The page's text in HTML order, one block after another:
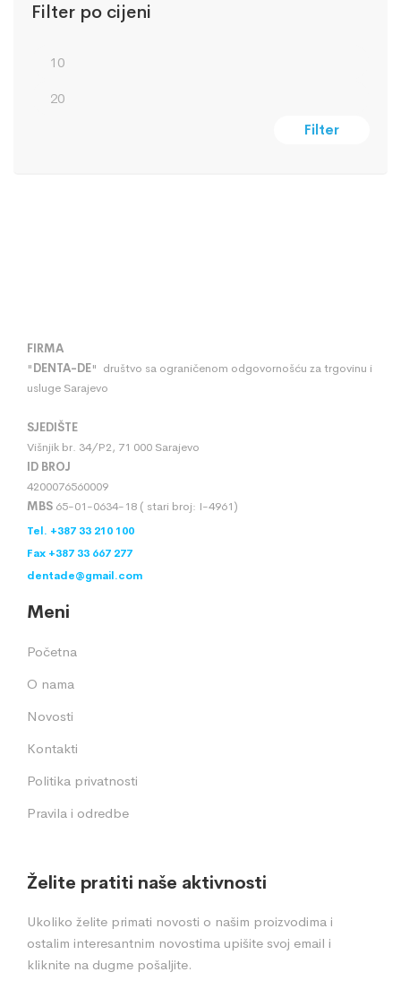
Filter po cijeni
Filter
FIRMA
"DENTA-DE" društvo sa ograničenom odgovornošću za trgovinu i
usluge Sarajevo
SJEDIŠTE
Višnjik br. 34/P2, 71 000 Sarajevo
ID BROJ
4200076560009
MBS 65-01-0634-18 ( stari broj: I-4961)
Tel. +387 33 210 100
Fax +387 33 667 277
dentade@gmail.com
Meni
Početna
O nama
Novosti
Kontakti
Politika privatnosti
Pravila i odredbe
Želite pratiti naše aktivnosti
Ukoliko želite primati novosti o našim proizvodima i
ostalim interesantnim novostima upišite svoj email i
kliknite na dugme pošaljite.